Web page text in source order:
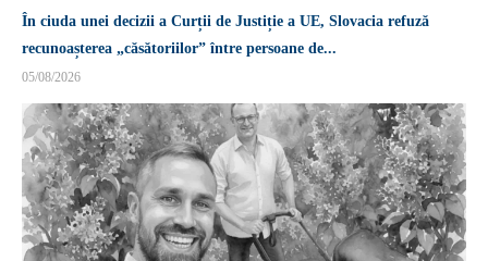
În ciuda unei decizii a Curții de Justiție a UE, Slovacia refuză
recunoașterea „căsătoriilor” între persoane de...
05/08/2026